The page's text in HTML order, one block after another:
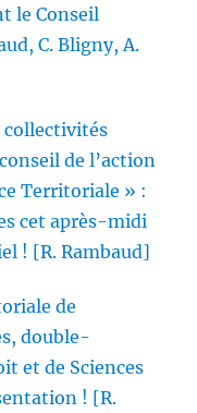
le Conseil
C. Bligny, A.
collectivités
de l’action
Territoriale » :
cet après-midi
! [R. Rambaud]
de
double-
et de Sciences
! [R.